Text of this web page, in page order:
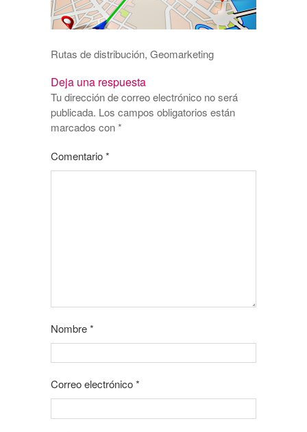
Rutas de distribución, Geomarketing
Deja una respuesta
Tu dirección de correo electrónico no será
publicada. Los campos obligatorios están
marcados con*
Comentario*
Nombre*
Correo electrónico*